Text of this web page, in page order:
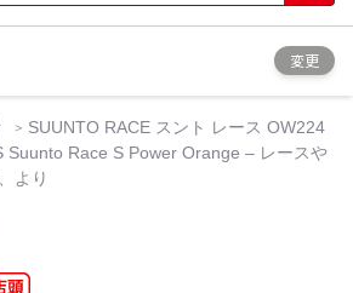
変更
SUUNTO RACE スント レース OW224
Suunto Race S Power Orange – レースや
より